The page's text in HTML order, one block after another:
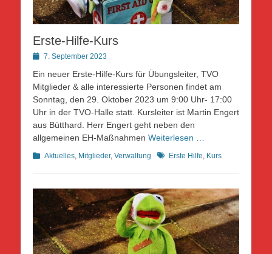
Erste-Hilfe-Kurs
Posted7. September 2023
Ein neuer Erste-Hilfe-Kurs für Übungsleiter, TVO
Mitglieder & alle interessierte Personen findet am
Sonntag, den 29. Oktober 2023 um 9:00 Uhr- 17:00
Uhr in der TVO-Halle statt. Kursleiter ist Martin Engert
aus Bütthard. Herr Engert geht neben den
allgemeinen EH-Maßnahmen Weiterlesen …
Kategorien
Aktuelles, Mitglieder, Verwaltung Schlagworte
Erste Hilfe, Kurs